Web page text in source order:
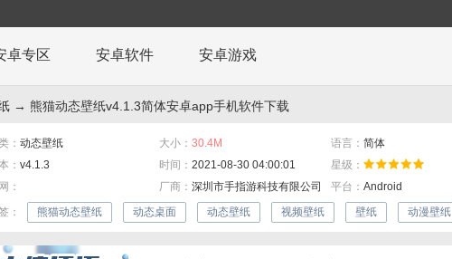
卓专区 安卓软件 安卓游戏
→ 熊猫动态壁纸v4.1.3简体安卓app手机软件下载
： 动态壁纸 大小： 30.4M 语言： 简体
： v4.1.3 时间： 2021-08-30 04:00:01
星级：
：
厂商： 深圳市手指游科技有限公司 平台： Android
：
熊猫动态壁纸 动态桌面 动态壁纸 视频壁纸 壁纸 动漫壁纸